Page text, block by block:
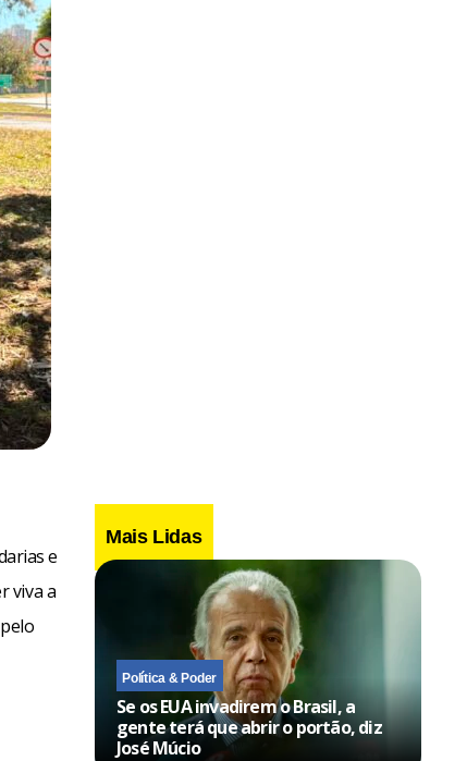
e
viva a
Mais Lidas
Política & Poder
Se os EUA invadirem o Brasil, a
gente terá que abrir o portão, diz
José Múcio